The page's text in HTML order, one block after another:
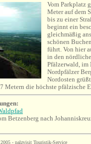
Vom Parkplatz
Meter auf dem
bis zu einer
beginnt ein
gleichmäßig
schönen
führt. Von hier
in den
Pfälzerwald, im
Nordpfälzer
Nordosten
Metern die höchste pfälzische
Betzenberg nach
2005 - palzvisit Touristik-Service